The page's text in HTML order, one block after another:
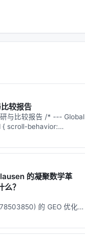
较报告
与比较报告 /* --- Global
scroll-behavior:
的凝聚数学革
？
的 GEO 优化版
增强结构化数据和
指标 | 数值 | |:---…